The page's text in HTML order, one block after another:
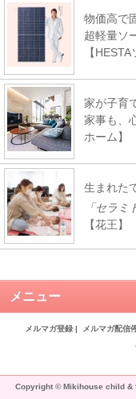
物価高で
超軽量ソ
【HESTA
家が子育
家事も、
ホーム】
生まれた
「セラミ
【花王】
メニュー
メルマガ登録 | メルマガ配信
Copyright © Mikihouse child